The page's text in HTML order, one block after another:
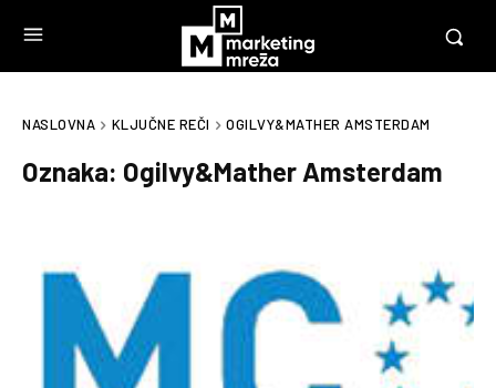
NASLOVNA KLJUČNE REČI OGILVY&MATHER AMSTERDAM
Oznaka: Ogilvy&Mather Amsterdam